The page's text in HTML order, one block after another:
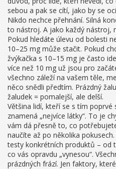
sebou a pak se cítí, jako by se
Nikdo nechce přehnání. Silná
to nástroj. A jako každý nástroj,
Pokud hledáte úlevu od bolesti
10–25 mg může stačit. Pokud
žvýkačka s 10–15 mg je často
více než 10 mg už jsou pro
všechno záleží na vašem těle,
něco snědli předtím. Prázdný
žaludek = pomalejší, ale delší.
Většina lidí, kteří se s tím poprvé
znamená „nejvíce látky“. To je
vám dá přesně to, co
naučíte až po několika
testy konkrétních produktů – od
co vás opravdu „vynesou“.
prázdných frází. Jen faktory,